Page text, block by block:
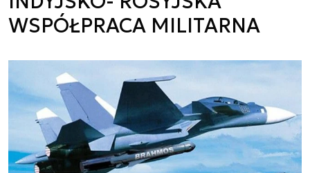
WSPÓŁPRACA MILITARNA